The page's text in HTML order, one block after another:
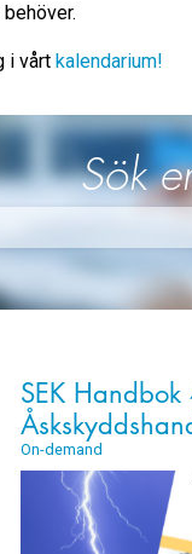
i vårt kalendarium!
Sök
SEK
On-demand